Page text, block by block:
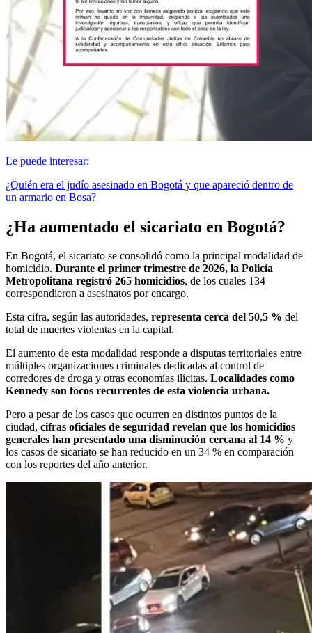
Le puede interesar:
¿Quién era el judío asesinado en Bogotá y que apareció dentro de
un armario en Bosa?
¿Ha aumentado el sicariato en Bogotá?
En Bogotá, el sicariato se consolidó como la principal modalidad de
homicidio. Durante el primer trimestre de 2026, la Policía
Metropolitana registró 265 homicidios, de los cuales 134
correspondieron a asesinatos por encargo.
Esta cifra, según las autoridades, representa cerca del 50,5 % del
total de muertes violentas en la capital.
El aumento de esta modalidad responde a disputas territoriales entre
múltiples organizaciones criminales dedicadas al control de
corredores de droga y otras economías ilícitas. Localidades como
Kennedy son focos recurrentes de esta violencia urbana.
Pero a pesar de los casos que ocurren en distintos puntos de la
ciudad, cifras oficiales de seguridad revelan que los homicidios
generales han presentado una disminución cercana al 14 % y
los casos de sicariato se han reducido en un 34 % en comparación
con los reportes del año anterior.